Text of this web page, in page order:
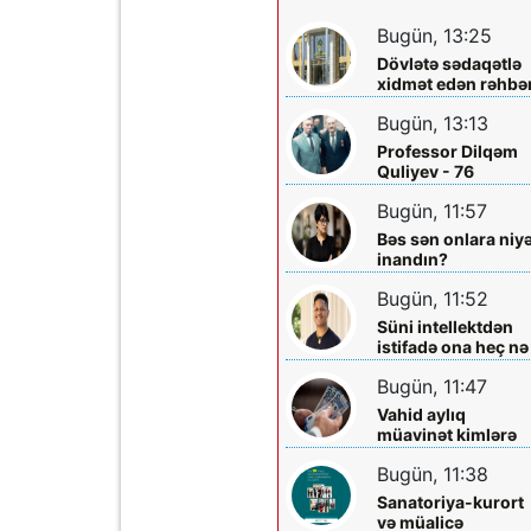
Bugün, 13:25
Dövlətə sədaqətlə
xidmət edən
Şəmkir Elektrik
Şəbəkəsinin rəisi
Mehman Xəlilovun
fəaliyyəti
Bugün, 13:13
Professor Dilqəm
Quliyev - 76
Bugün, 11:57
Bəs sən onlara
inandın?
Bugün, 11:52
Süni intellektdən
istifadə ona heç nə
qazandırmadı...
Bugün, 11:47
Vahid aylıq
müavinət kimlərə
verilir? - Dövlət
Komitəsindən
açıqlama vahid-
ayliq-muavinet-
Bugün, 11:38
Sanatoriya-kurort
və müalicə